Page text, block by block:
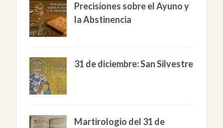
Precisiones sobre el Ayuno y
la Abstinencia
31 de diciembre: San Silvestre
Martirologio del 31 de